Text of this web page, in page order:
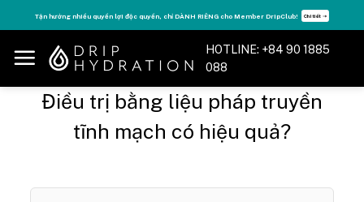
to
content
Tận hưởng nhiều quyền lợi độc quyền, chỉ DÀNH RIÊNG cho Member DripClub! Chi tiết ➝
HOTLINE: +84 90 1885
088
Điều trị bằng liệu pháp truyền
tĩnh mạch có hiệu quả?